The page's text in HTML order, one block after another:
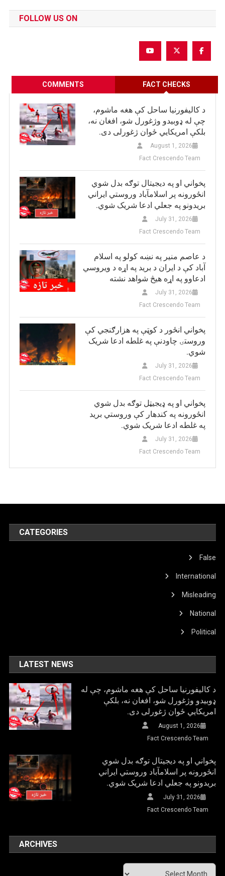
FOLLOW US ON
FACT CHECKS
COMMENTS
د کالیفورنیا ساحل کې هغه ماشوم،
چې له ډوبیدو وژغورل شو، افغان نه،
بلکې امریکایي ځوان ژغورلی دی.
August 1, 2026
Fact Crescendo Team
پخواني او په دیجیتال توګه بدل شوي
انځورونه پر اسلامآباد وروستي ایراني
بريدونو په جعلي ادعا شریک شوي.
July 31, 2026
Fact Crescendo Team
د عاصم منیر په نښه کولو په اسلام
آباد کې د ایران د برید په اړه د ویروسي
ادعاوو په اړه هیڅ شواهد نشته
July 31, 2026
Fact Crescendo Team
پخواني انځور د کوټې په هزارګنجي کې
وروستۍ چاودنې په غلطه ادعا شریک
شوي.
July 31, 2026
Fact Crescendo Team
پخواني او په ډيجيټل توګه بدل شوي
انځورونه په کندهار کې وروستي برید
په غلطه ادعا شریک شوي.
July 31, 2026
Fact Crescendo Team
CATEGORIES
False
International
Misleading
National
Political
LATEST NEWS
د کالیفورنیا ساحل کې هغه ماشوم، چې له
ډوبیدو وژغورل شو، افغان نه، بلکې
امریکایي ځوان ژغورلی دی.
August 1, 2026
Fact Crescendo Team
پخواني او په دیجیتال توګه بدل شوي
انځورونه پر اسلامآباد وروستي ایراني
بريدونو په جعلي ادعا شریک شوي.
July 31, 2026
Fact Crescendo Team
ARCHIVES
Archives